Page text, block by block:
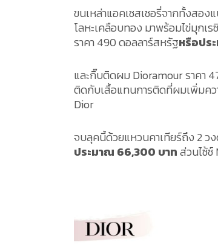
ขนเหล่าแอคเซสเซอรี่จากทั้งสอง
โลหะเคลือบทอง มาพร้อมไข่มุกเ
ราคา 490 ดอลลาร์สหรัฐหรือปร
และกิ๊บติดผม Dioramour ราคา
ติดกับเสื้อแทนการติดที่ผมเพิ่มคว
Dior
จบลุคนี้ด้วยแหวนคาเทียร์ถึง 2 วง
ประมาณ 66,300 บาทส่วนไซ้ซ์